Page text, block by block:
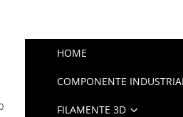
HOME
COMPONENTE
FILAMENTE 3D